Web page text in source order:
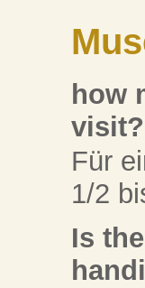
how
Für
1/2
Is